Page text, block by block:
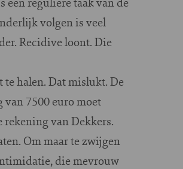
volgen is veel
Recidive loont. Die
te halen. Dat mislukt. De
7500 euro moet
rekening van Dekkers.
Om maar te zwijgen
die mevrouw